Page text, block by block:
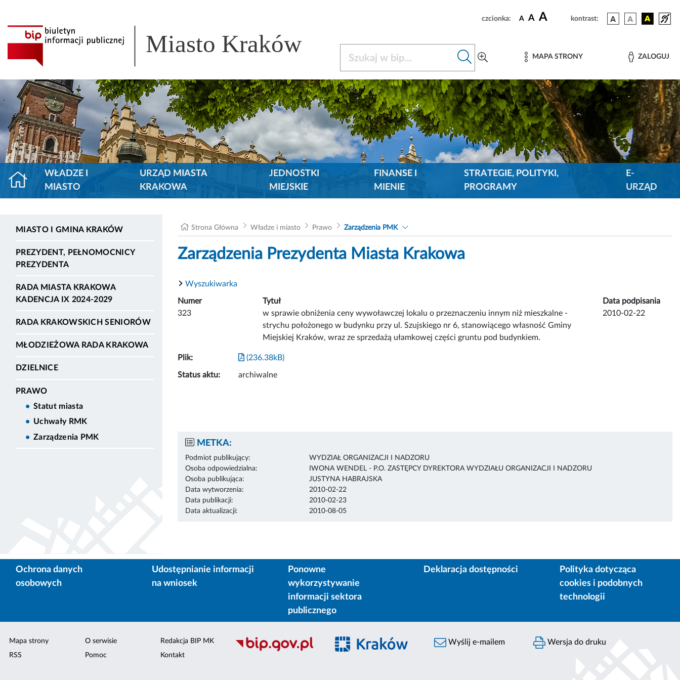
czcionka: A A A kontrast:
Miasto Kraków MAPA STRONY ZALOGUJ
WŁADZE I
MIASTO
URZĄD MIASTA
KRAKOWA
JEDNOSTKI
MIEJSKIE
FINANSE I
MIENIE
STRATEGIE, POLITYKI,
PROGRAMY
E-
URZĄD
MIASTO I GMINA KRAKÓW
PREZYDENT, PEŁNOMOCNICY
PREZYDENTA
RADA MIASTA KRAKOWA
KADENCJA IX 2024-2029
RADA KRAKOWSKICH SENIORÓW
MŁODZIEŻOWA RADA KRAKOWA
DZIELNICE
PRAWO
Statut miasta
Uchwały RMK
Zarządzenia PMK
Strona Główna Władze i miasto Prawo Zarządzenia PMK
Zarządzenia Prezydenta Miasta Krakowa
Wyszukiwarka
Numer Tytuł
Data podpisania
323
w sprawie obniżenia ceny wywoławczej lokalu o przeznaczeniu innym niż mieszkalne -
strychu położonego w budynku przy ul. Szujskiego nr 6, stanowiącego własność Gminy
Miejskiej Kraków, wraz ze sprzedażą ułamkowej części gruntu pod budynkiem.
2010-02-22
Plik: (236.38kB)
Status aktu: archiwalne
METKA:
Podmiot publikujący:
WYDZIAŁ ORGANIZACJI I NADZORU
Osoba odpowiedzialna:
IWONA WENDEL - P.O. ZASTĘPCY DYREKTORA WYDZIAŁU ORGANIZACJI I NADZORU
Osoba publikująca:
JUSTYNA HABRAJSKA
Data wytworzenia:
2010-02-22
Data publikacji:
2010-02-23
Data aktualizacji:
2010-08-05
Ochrona danych
osobowych
Udostępnianie informacji
na wniosek
Ponowne
wykorzystywanie
informacji sektora
publicznego
Deklaracja dostępności
Polityka dotycząca
cookies i podobnych
technologii
Mapa strony
RSS
O serwisie
Pomoc
Redakcja BIP MK
Kontakt
Wyślij e-mailem Wersja do druku